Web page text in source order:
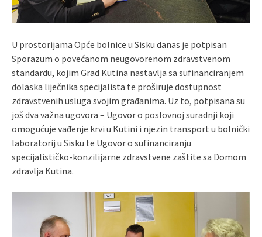
U prostorijama Opće bolnice u Sisku danas je potpisan
Sporazum o povećanom neugovorenom zdravstvenom
standardu, kojim Grad Kutina nastavlja sa sufinanciranjem
dolaska liječnika specijalista te proširuje dostupnost
zdravstvenih usluga svojim građanima. Uz to, potpisana su
još dva važna ugovora – Ugovor o poslovnoj suradnji koji
omogućuje vađenje krvi u Kutini i njezin transport u bolnički
laboratorij u Sisku te Ugovor o sufinanciranju
specijalističko-konzilijarne zdravstvene zaštite sa Domom
zdravlja Kutina.